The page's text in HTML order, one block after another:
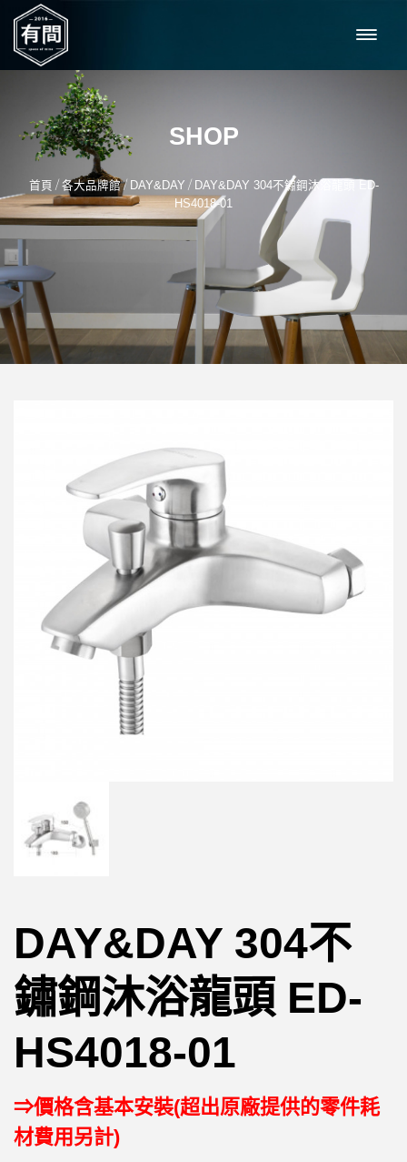
SHOP
首頁 / 各大品牌館/ DAY&DAY / DAY&DAY 304不鏽鋼沐浴龍頭 ED-
HS4018-01
DAY&DAY 304不
鏽鋼沐浴龍頭 ED-
HS4018-01
⇒價格含基本安裝(超出原廠提供的零件耗
材費用另計)